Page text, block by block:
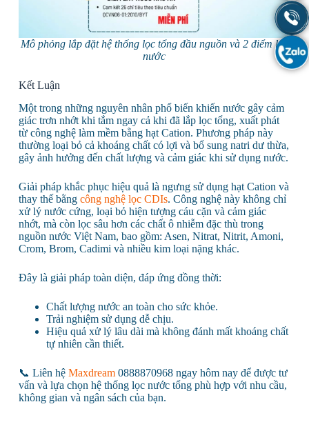
Mô phỏng lắp đặt hệ thống lọc tổng đầu nguồn và 2 điểm lấy
nước
Kết Luận
Một trong những nguyên nhân phổ biến khiến nước gây cảm
giác trơn nhớt khi tắm ngay cả khi đã lắp lọc tổng, xuất phát
từ công nghệ làm mềm bằng hạt Cation. Phương pháp này
thường loại bỏ cả khoáng chất có lợi và bổ sung natri dư thừa,
gây ảnh hưởng đến chất lượng và cảm giác khi sử dụng nước.
Giải pháp khắc phục hiệu quả là ngưng sử dụng hạt Cation và
thay thế bằng công nghệ lọc CDIs. Công nghệ này không chỉ
xử lý nước cứng, loại bỏ hiện tượng cáu cặn và cảm giác
nhớt, mà còn lọc sâu hơn các chất ô nhiễm đặc thù trong
nguồn nước Việt Nam, bao gồm: Asen, Nitrat, Nitrit, Amoni,
Crom, Brom, Cadimi và nhiều kim loại nặng khác.
Đây là giải pháp toàn diện, đáp ứng đồng thời:
Chất lượng nước an toàn cho sức khỏe.
Trải nghiệm sử dụng dễ chịu.
Hiệu quả xử lý lâu dài mà không đánh mất khoáng chất
tự nhiên cần thiết.
📞 Liên hệ Maxdream0888870968 ngay hôm nay để được tư
vấn và lựa chọn hệ thống lọc nước tổng phù hợp với nhu cầu,
không gian và ngân sách của bạn.